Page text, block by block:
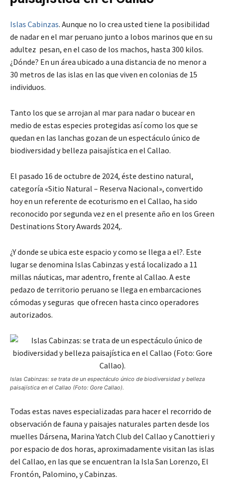
Islas Cabinzas. Aunque no lo crea usted tiene la posibilidad
de nadar en el mar peruano junto a lobos marinos que en su
adultez pesan, en el caso de los machos, hasta 300 kilos.
¿Dónde? En un área ubicado a una distancia de no menor a
30 metros de las islas en las que viven en colonias de 15
individuos.
Tanto los que se arrojan al mar para nadar o bucear en
medio de estas especies protegidas así como los que se
quedan en las lanchas gozan de un espectáculo único de
biodiversidad y belleza paisajística en el Callao.
El pasado 16 de octubre de 2024, éste destino natural,
categoría «Sitio Natural – Reserva Nacional», convertido
hoy en un referente de ecoturismo en el Callao, ha sido
reconocido por segunda vez en el presente año en los Green
Destinations Story Awards 2024,.
¿Y donde se ubica este espacio y como se llega a el?. Este
lugar se denomina Islas Cabinzas y está localizado a 11
millas náuticas, mar adentro, frente al Callao. A este
pedazo de territorio peruano se llega en embarcaciones
cómodas y seguras que ofrecen hasta cinco operadores
autorizados.
Islas Cabinzas: se trata de un espectáculo único de biodiversidad y belleza
paisajística en el Callao (Foto: Gore Callao).
Todas estas naves especializadas para hacer el recorrido de
observación de fauna y paisajes naturales parten desde los
muelles Dársena, Marina Yatch Club del Callao y Canottieri y
por espacio de dos horas, aproximadamente visitan las islas
del Callao, en las que se encuentran la Isla San Lorenzo, El
Frontón, Palomino, y Cabinzas.